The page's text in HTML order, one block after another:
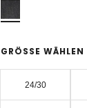
GRÖSSE WÄHLEN
24/30